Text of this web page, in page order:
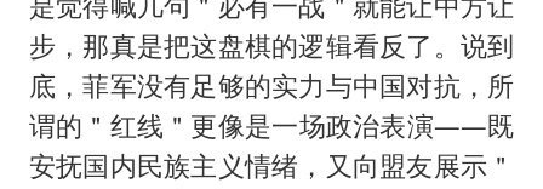
步，那真是把这盘棋的逻辑看反了。说到
底，菲军没有足够的实力与中国对抗，所
谓的＂红线＂更像是一场政治表演——既
安抚国内民族主义情绪，又向盟友展示＂